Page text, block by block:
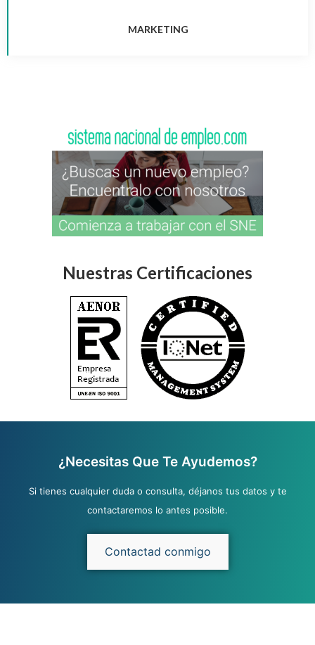
MARKETING
Nuestras Certificaciones
¿Necesitas Que Te Ayudemos?
Si tienes cualquier duda o consulta, déjanos tus datos y te
contactaremos lo antes posible.
Contactad conmigo